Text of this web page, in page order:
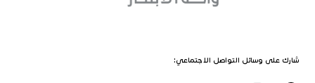
شارك على وسائل التواصل الاجتماعي: